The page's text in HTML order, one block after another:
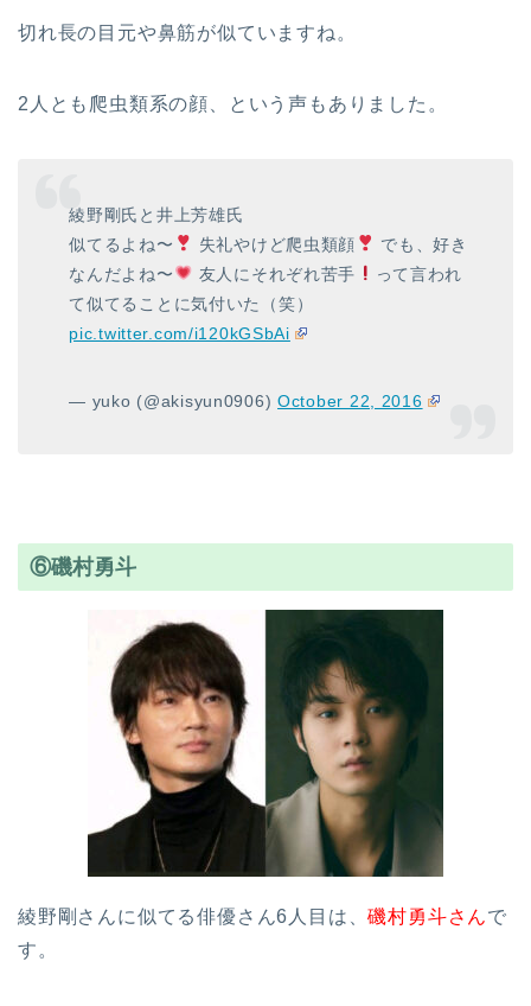
切れ長の目元や鼻筋が似ていますね。
2人とも爬虫類系の顔、という声もありました。
綾野剛氏と井上芳雄氏
似てるよね〜
失礼やけど爬虫類顔
でも、好き
なんだよね〜
友人にそれぞれ苦手
って言われ
て似てることに気付いた（笑）
pic.twitter.com/i120kGSbAi
— yuko (@akisyun0906)October 22, 2016
⑥磯村勇斗
綾野剛さんに似てる俳優さん6人目は、磯村勇斗さんで
す。